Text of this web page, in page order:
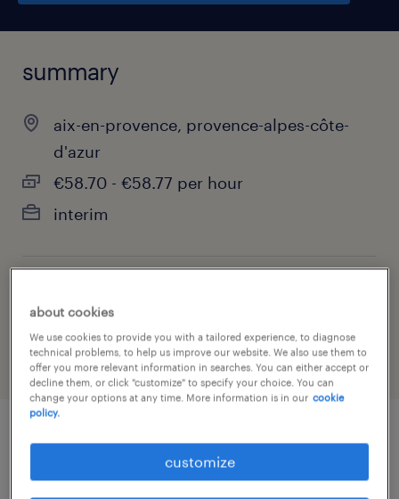
summary
aix-en-provence, provence-alpes-côte-
d'azur
€58.70 - €58.77 per hour
interim
health & social care, practitioner & technician
about cookies
We use cookies to provide you with a tailored experience, to diagnose
technical problems, to help us improve our website. We also use them to
offer you more relevant information in searches. You can either accept or
decline them, or click "customize" to specify your choice. You can
change your options at any time. More information is in our cookie
policy.
customize